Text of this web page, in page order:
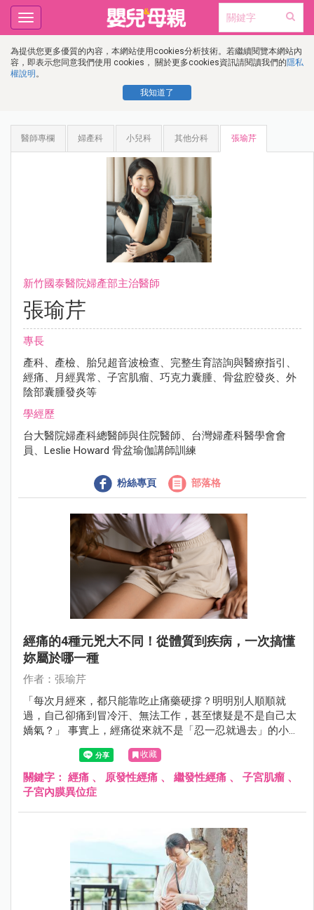
為提供您更多優質的內容，本網站使用cookies分析技術。若繼續閱覽本網站內
容，即表示您同意我們使用 cookies， 關於更多cookies資訊請閱讀我們的隱私
權說明 。
我知道了
Toggle
navigation
醫師專欄 婦產科 小兒科 其他分科 張瑜芹
新竹國泰醫院婦產部主治醫師
張瑜芹
專長
產科、產檢、胎兒超音波檢查、完整生育諮詢與醫療指引、
經痛、月經異常、子宮肌瘤、巧克力囊腫、骨盆腔發炎、外
陰部囊腫發炎等
學經歷
台大醫院婦產科總醫師與住院醫師、台灣婦產科醫學會會
員、Leslie Howard 骨盆瑜伽講師訓練
粉絲專頁 部落格
經痛的4種元兇大不同！從體質到疾病，一次搞懂
妳屬於哪一種
作者：張瑜芹
「每次月經來，都只能靠吃止痛藥硬撐？明明別人順順就
過，自己卻痛到冒冷汗、無法工作，甚至懷疑是不是自己太
嬌氣？」 事實上，經痛從來就不是「忍一忍就過去」的小
事，而是身體發出的重要警訊！許多女性誤以為經痛是體質
問題，只要吃止痛藥就好，卻忽略了背後可能隱藏著婦科疾
病。如果妳的經痛總是治不好，甚至隨著年紀越來越嚴重，
可能是身體正在告訴妳：「這裡出問題了！」
收藏
關鍵字： 經痛 、 原發性經痛 、 繼發性經痛 、 子宮肌瘤 、
子宮內膜異位症